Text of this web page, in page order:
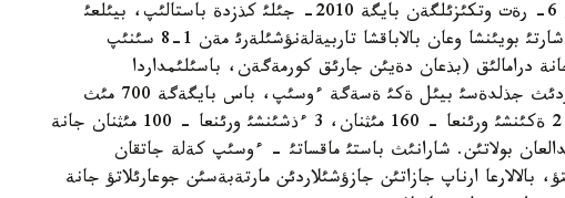
ةستةرئثئزگة سالا كةتسةك، بيئل وسئمةن 6- رةت وتكئزئلگةن بايگة 2010- جئلئ كذزدة باستالئپ، بيئلعئ
جئلدئث 10- ساؤئرئندة اياقتالدئ. بايقاؤ شارتئ بويئنشا وعان بالاباقشا تاربيةلةنؤشئلةرئ مةن 1-8 سئنئپ
جانة درامالئق (بذعان دةيئن جارئق كورمةگةن، باسئلئمداردا
جاريالانباعان) شئعارمالار قابئلداندئ. بايقاؤدئث جذلدةسئ بيئل ةكئ ةسةگة ءوسئپ، باس بايگةگة 700 مئث
تةثگة، 2 ءبئرئنشئ ورئنعا - 340 مئثنان، 2 ةكئنشئ ورئنعا - 160 مئثنان، 3 ءذشئنشئ ورئنعا - 100 مئثنان جانة
- 72 مئثنان تاعايئندالعان بولاتئن. شارانئث باستئ ماقساتئ - ءوسئپ كةلة جاتقان
بالالارعا ارناپ جازاتئن جازؤشئلاردئن مارتةبةسئن جوعارئلاتؤ جانة